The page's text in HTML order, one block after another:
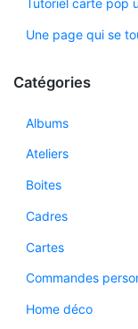
Tutoriel carte pop
Une page qui se
Catégories
Albums
Ateliers
Boites
Cadres
Cartes
Commandes
Home déco